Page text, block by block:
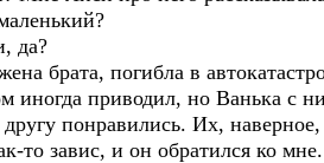
да?
брата, погибла в
приводил, но Ванька с
понравились. Их,
то завис, и он обратился ко